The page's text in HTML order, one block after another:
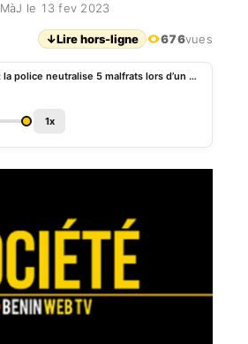
MàJ le 13 fev 2023
↓Lire hors-ligne 676vues
Bénin: la police neutralise 5 malfrats lors d’un échange de tirs à Calavi
1x